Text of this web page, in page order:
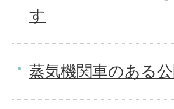
す
蒸気機関車のある